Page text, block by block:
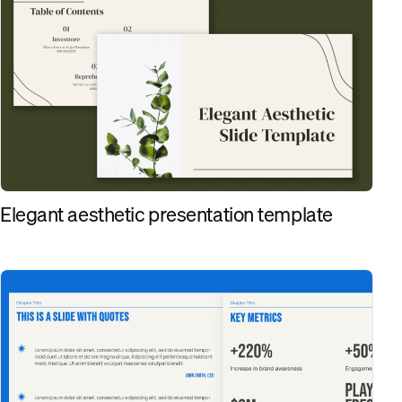
Elegant aesthetic presentation template